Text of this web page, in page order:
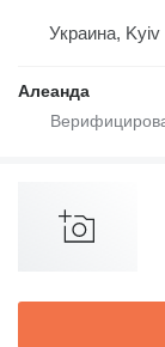
Украина, Kyiv
Алеанда